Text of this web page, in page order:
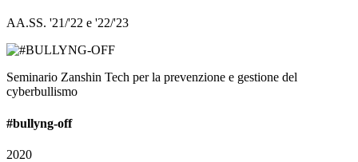
AA.SS. '21/'22 e '22/'23
Seminario Zanshin Tech per la prevenzione e gestione del
cyberbullismo
#bullyng-off
2020